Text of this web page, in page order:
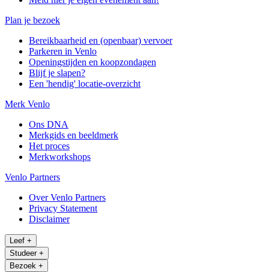
Plan je bezoek
Bereikbaarheid en (openbaar) vervoer
Parkeren in Venlo
Openingstijden en koopzondagen
Blijf je slapen?
Een 'hendig' locatie-overzicht
Merk Venlo
Ons DNA
Merkgids en beeldmerk
Het proces
Merkworkshops
Venlo Partners
Over Venlo Partners
Privacy Statement
Disclaimer
Leef +
Studeer +
Bezoek +